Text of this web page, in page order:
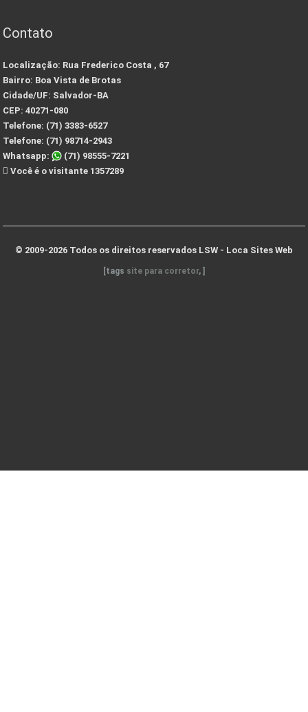
Contato
Localização: Rua Frederico Costa , 67
Bairro: Boa Vista de Brotas
Cidade/UF: Salvador-BA
CEP: 40271-080
Telefone: (71) 3383-6527
Telefone: (71) 98714-2943
Whatsapp:
(71) 98555-7221
Você é o visitante 1357289
© 2009-2026 Todos os direitos reservados LSW - Loca Sites Web
[tags site para corretor, ]